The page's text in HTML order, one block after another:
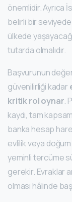
önemlidir. Ayrıca
belirli bir seviyede
ülkede
tutarda olmalıdır.
Başvurunun
güvenilirliği kadar
kritik rol oynar.
kaydı, tam
banka hesap
evlilik veya
yeminli tercüme
gerekir. Evraklar
olması hâlinde